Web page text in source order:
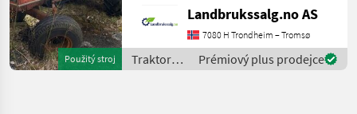
Použitý stroj
referenčné číslo: 8527 Viac
obrázkov nájdete na
en.landbrukssalg.no/8527
Špecifikácie Pr
Landbrukssalg.no AS
7080 H Trondheim – Tromsø
Traktory /
Zetor
Prémiový plus prodejce